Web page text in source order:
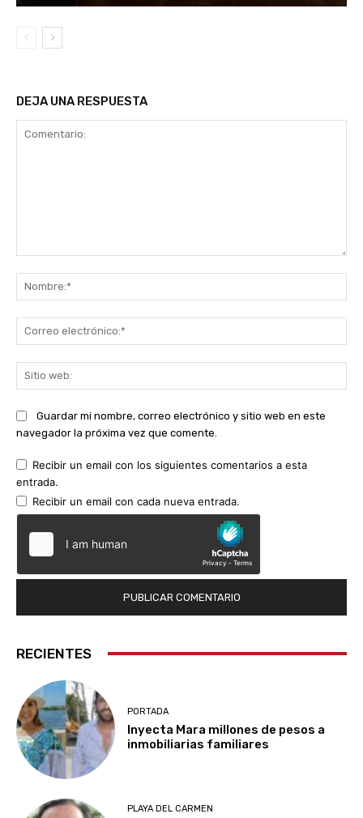
DEJA UNA RESPUESTA
Guardar mi nombre, correo electrónico y sitio web en este
navegador la próxima vez que comente.
Recibir un email con los siguientes comentarios a esta
entrada.
Recibir un email con cada nueva entrada.
RECIENTES
PORTADA
Inyecta Mara millones de pesos a
inmobiliarias familiares
PLAYA DEL CARMEN